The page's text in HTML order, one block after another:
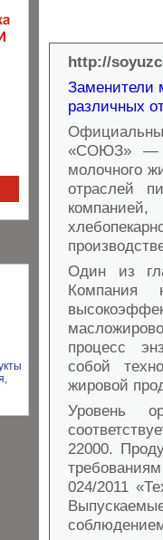
http://
Заменители
различных
«СОЮЗ» —
молочного
отраслей
Один из
Компания
процесс
собой
жировой
Уровень
22000.
024/2011